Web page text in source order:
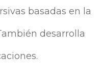
basadas en la
desarrolla